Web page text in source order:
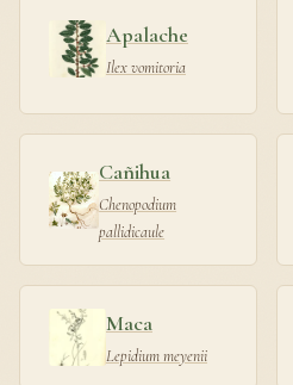
Apalache
Ilex vomitoria
Cañihua
Chenopodium
pallidicaule
Maca
Lepidium meyenii